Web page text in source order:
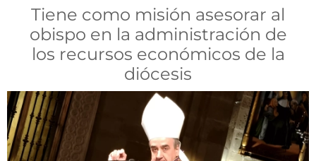
AGROALIMENTACIÓN
DEPORTES
SOCIEDAD
OPINIÓN
Tiene como misión asesorar al
obispo en la administración de
los recursos económicos de la
diócesis